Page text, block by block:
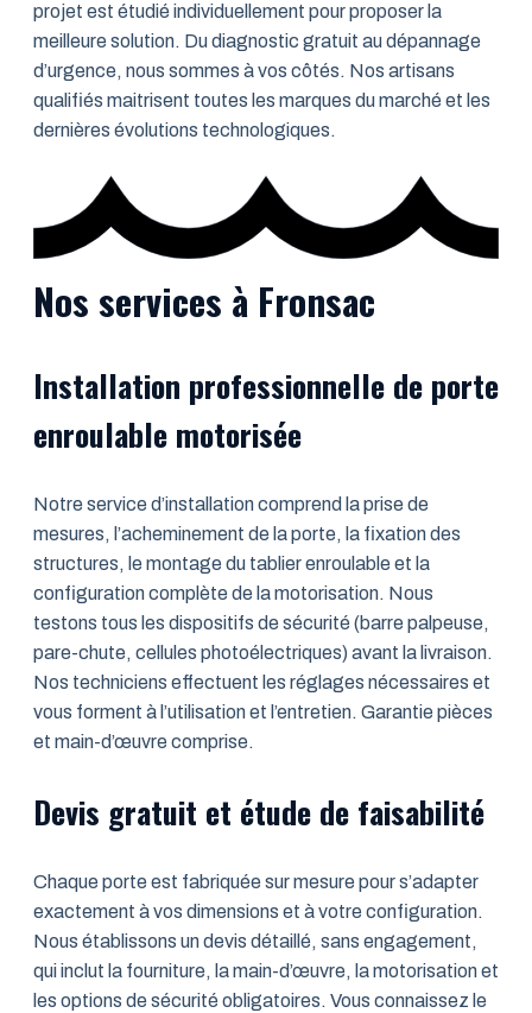
projet est étudié individuellement pour proposer la
meilleure solution. Du diagnostic gratuit au dépannage
d’urgence, nous sommes à vos côtés. Nos artisans
qualifiés maitrisent toutes les marques du marché et les
dernières évolutions technologiques.
Nos services à Fronsac
Installation professionnelle de porte
enroulable motorisée
Notre service d’installation comprend la prise de
mesures, l’acheminement de la porte, la fixation des
structures, le montage du tablier enroulable et la
configuration complète de la motorisation. Nous
testons tous les dispositifs de sécurité (barre palpeuse,
pare-chute, cellules photoélectriques) avant la livraison.
Nos techniciens effectuent les réglages nécessaires et
vous forment à l’utilisation et l’entretien. Garantie pièces
et main-d’œuvre comprise.
Devis gratuit et étude de faisabilité
Chaque porte est fabriquée sur mesure pour s’adapter
exactement à vos dimensions et à votre configuration.
Nous établissons un devis détaillé, sans engagement,
qui inclut la fourniture, la main-d’œuvre, la motorisation et
les options de sécurité obligatoires. Vous connaissez le